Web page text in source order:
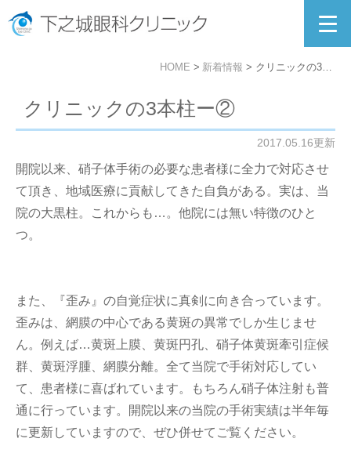
HOME 新着情報 クリニックの3本柱ー②
クリニックの3本柱ー②
2017.05.16更新
開院以来、硝子体手術の必要な患者様に全力で対応させ
て頂き、地域医療に貢献してきた自負がある。実は、当
院の大黒柱。これからも…。他院には無い特徴のひと
つ。
また、『歪み』の自覚症状に真剣に向き合っています。
歪みは、網膜の中心である黄斑の異常でしか生じませ
ん。例えば…黄斑上膜、黄斑円孔、硝子体黄斑牽引症候
群、黄斑浮腫、網膜分離。全て当院で手術対応してい
て、患者様に喜ばれています。もちろん硝子体注射も普
通に行っています。開院以来の当院の手術実績は半年毎
に更新していますので、ぜひ併せてご覧ください。